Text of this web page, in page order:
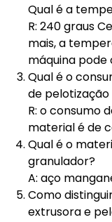
Qual é a
R: 240 graus
mais, a
máquina pode
Qual é o
de
R: o consumo
material é de
Qual é o
granulador?
A: aço
Como
extrusora e